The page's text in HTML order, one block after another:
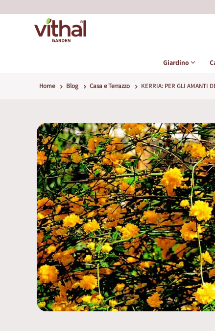
Giardino
Home Blog Casa e Terrazzo KERRIA: PER GLI AMANTI